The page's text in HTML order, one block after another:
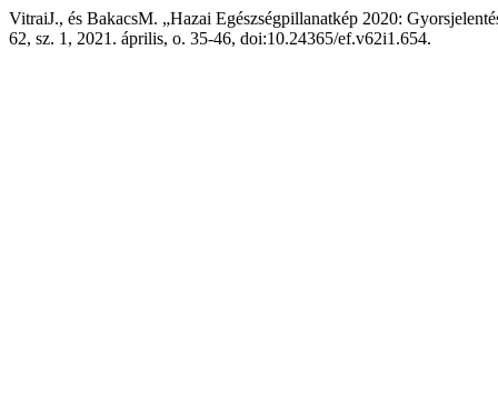
VitraiJ., és BakacsM. „Hazai Egészségpillanatkép 2020:
62, sz. 1, 2021. április, o. 35-46, doi:10.24365/ef.v62i1.654.